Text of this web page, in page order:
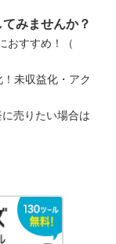
みませんか？
おすすめ！（
！未収益化・アク
に売りたい場合は